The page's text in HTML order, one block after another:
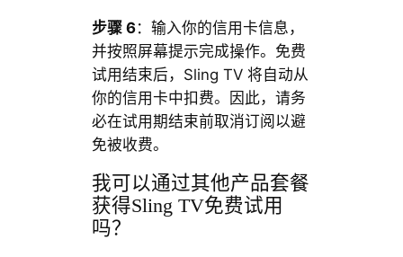
步骤 6：输入你的信用卡信息，
并按照屏幕提示完成操作。免费
试用结束后，Sling TV 将自动从
你的信用卡中扣费。因此，请务
必在试用期结束前取消订阅以避
免被收费。
我可以通过其他产品套餐
获得Sling TV免费试用
吗？